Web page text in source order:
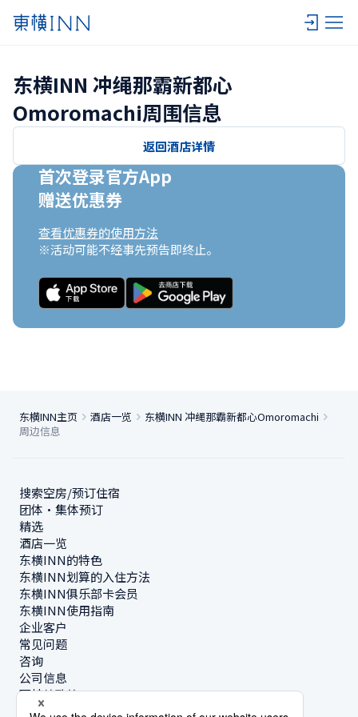
东横INN 冲绳那霸新都心
Omoromachi周围信息
返回酒店详情
首次登录官方App
赠送优惠券
查看优惠券的使用方法
※活动可能不经事先预告即终止。
东横INN主页 酒店一览
东横INN 冲绳那霸新都心Omoromachi
周边信息
搜索空房/预订住宿
团体・集体预订
精选
酒店一览
东横INN的特色
东横INN划算的入住方法
东横INN俱乐部卡会员
东横INN使用指南
企业客户
常见问题
咨询
公司信息
可持续政策